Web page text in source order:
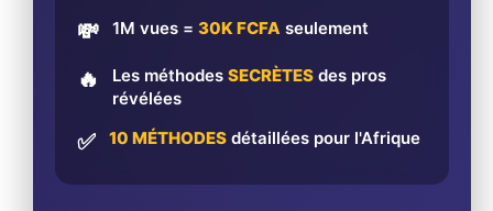
💸 1M vues = 30K FCFA seulement
🔥 Les méthodes SECRÈTES des pros
révélées
✅ 10 MÉTHODES détaillées pour l'Afrique